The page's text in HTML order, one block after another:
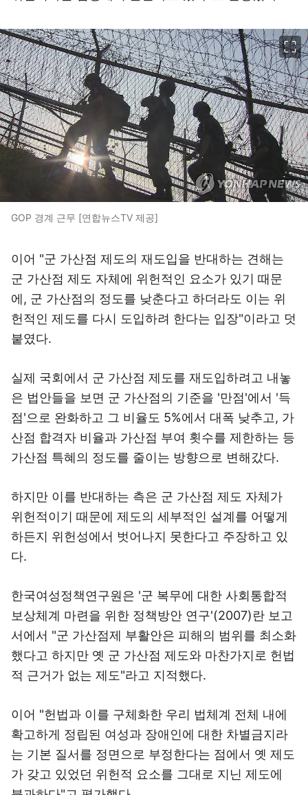
GOP 경계 근무 [연합뉴스TV 제공]
이어 "군 가산점 제도의 재도입을 반대하는 견해는
군 가산점 제도 자체에 위헌적인 요소가 있기 때문
에, 군 가산점의 정도를 낮춘다고 하더라도 이는 위
헌적인 제도를 다시 도입하려 한다는 입장"이라고 덧
붙였다.
실제 국회에서 군 가산점 제도를 재도입하려고 내놓
은 법안들을 보면 군 가산점의 기준을 '만점'에서 '득
점'으로 완화하고 그 비율도 5%에서 대폭 낮추고, 가
산점 합격자 비율과 가산점 부여 횟수를 제한하는 등
가산점 특혜의 정도를 줄이는 방향으로 변해갔다.
하지만 이를 반대하는 측은 군 가산점 제도 자체가
위헌적이기 때문에 제도의 세부적인 설계를 어떻게
하든지 위헌성에서 벗어나지 못한다고 주장하고 있
다.
한국여성정책연구원은 '군 복무에 대한 사회통합적
보상체계 마련을 위한 정책방안 연구'(2007)란 보고
서에서 "군 가산점제 부활안은 피해의 범위를 최소화
했다고 하지만 옛 군 가산점 제도와 마찬가지로 헌법
적 근거가 없는 제도"라고 지적했다.
이어 "헌법과 이를 구체화한 우리 법체계 전체 내에
확고하게 정립된 여성과 장애인에 대한 차별금지라
는 기본 질서를 정면으로 부정한다는 점에서 옛 제도
가 갖고 있었던 위헌적 요소를 그대로 지닌 제도에